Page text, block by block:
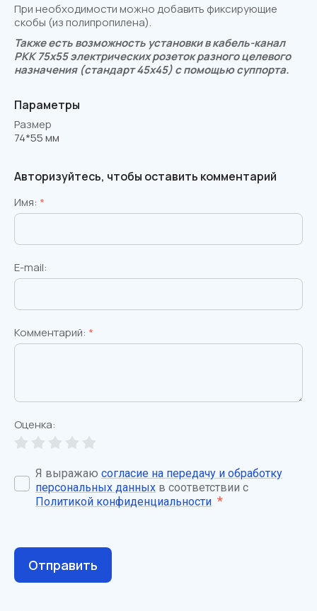
При необходимости можно добавить фиксирующие
скобы (из полипропилена).
Также есть возможность установки в кабель-канал
РКК 75х55 электрических розеток разного целевого
назначения (стандарт 45х45) с помощью суппорта.
Параметры
Размер
74*55 мм
Авторизуйтесь, чтобы оставить комментарий
Имя: *
E-mail:
Комментарий: *
Оценка:
Я выражаю согласие на передачу и обработку
персональных данных в соответствии с
Политикой конфиденциальности *
Отправить